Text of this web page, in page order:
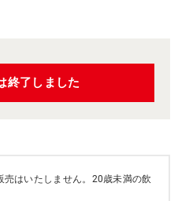
終了しました
はいたしません。20歳未満の飲